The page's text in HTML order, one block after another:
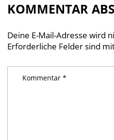
KOMMENTAR
Deine E-Mail-Adresse wird
Erforderliche Felder sind